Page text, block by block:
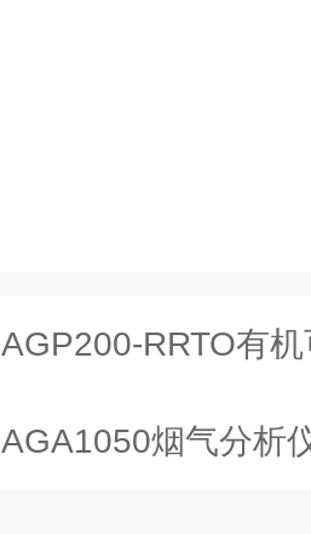
AGP200-RRTO有机可
AGA1050烟气分析